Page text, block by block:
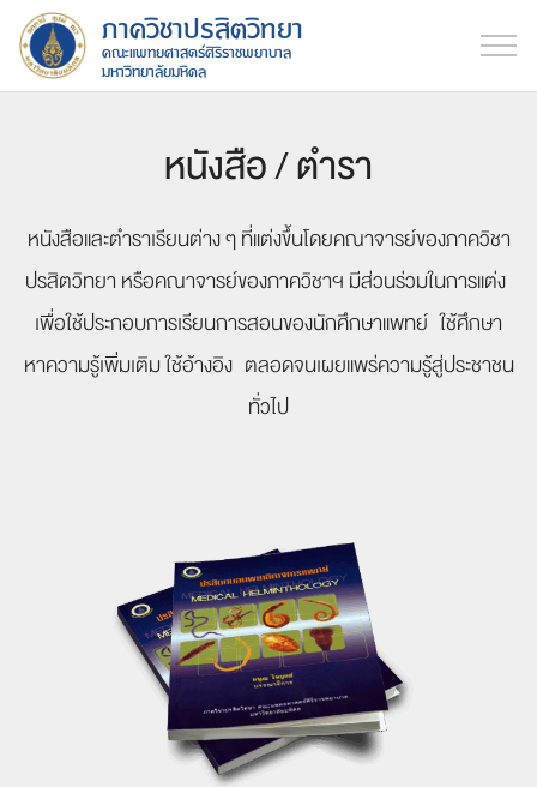
หนังสือ / ตำรา
หนังสือและตำราเรียนต่าง ๆที่แต่งขึ้นโดยคณาจารย์ของภาควิชา
ปรสิตวิทยา หรือคณาจารย์ของภาควิชาฯ มีส่วนร่วมในการแต่ง
เพื่อใช้ประกอบการเรียนการสอนของนักศึกษาแพทย์ ใช้ศึกษา
หาความรู้เพิ่มเติมใช้อ้างอิง ตลอดจนเผยแพร่ความรู้สู่ประชาชน
ทั่วไป
ภาควิชาปรสิตวิทยา
คณะแพทยศาสตร์ศิริราชพยาบาล
มหาวิทยาลัยมหิดล